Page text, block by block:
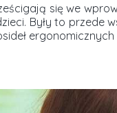
się we
Były to